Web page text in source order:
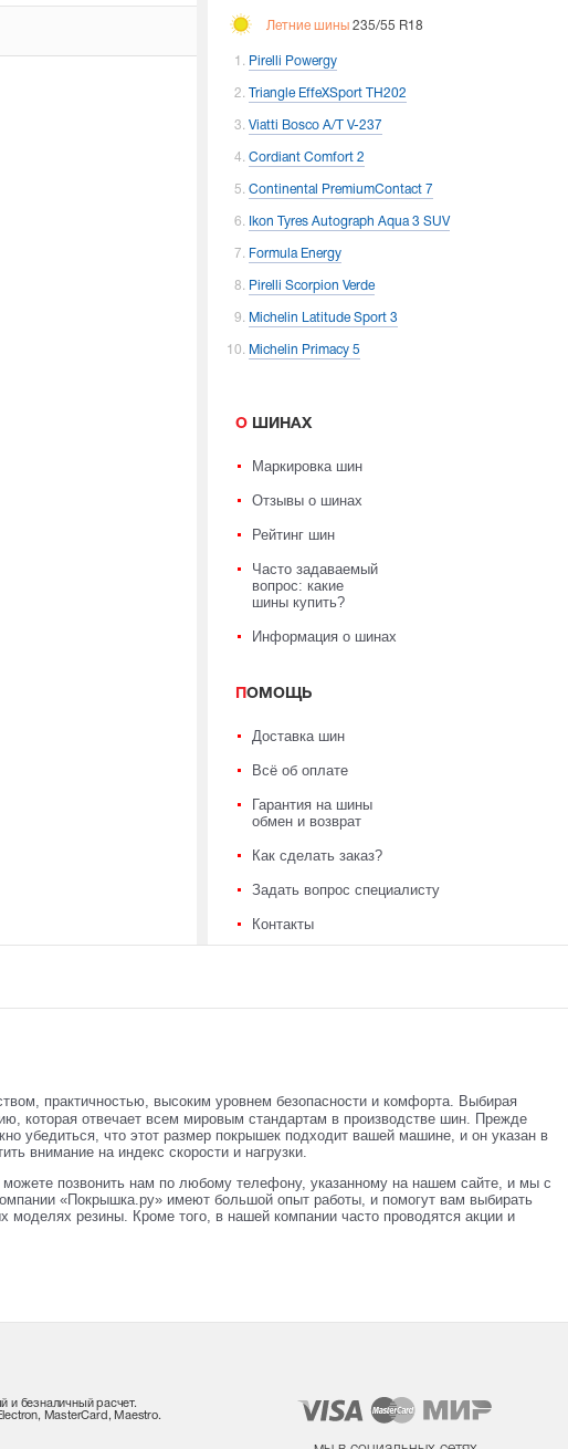
Летние шины 235/55 R18
Pirelli Powergy
Triangle EffeXSport TH202
Viatti Bosco A/T V-237
Cordiant Comfort 2
Continental PremiumContact 7
Ikon Tyres Autograph Aqua 3 SUV
Formula Energy
Pirelli Scorpion Verde
Michelin Latitude Sport 3
Michelin Primacy 5
О ШИНАХ
Маркировка шин
Отзывы о шинах
Рейтинг шин
Часто задаваемый
вопрос: какие
шины купить?
Информация о шинах
ПОМОЩЬ
Доставка шин
Всё об оплате
Гарантия на шины
обмен и возврат
Как сделать заказ?
Задать вопрос специалисту
Контакты
практичностью, высоким уровнем безопасности и комфорта. Выбирая
которая отвечает всем мировым стандартам в производстве шин. Прежде
убедиться, что этот размер покрышек подходит вашей машине, и он указан в
внимание на индекс скорости и нагрузки.
позвонить нам по любому телефону, указанному на нашем сайте, и мы с
«Покрышка.ру» имеют большой опыт работы, и помогут вам выбирать
резины. Кроме того, в нашей компании часто проводятся акции и
и безналичный расчет.
MasterCard, Maestro.